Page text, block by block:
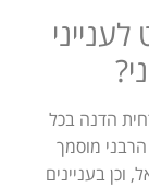
הדנה בכל
מוסמך
וכן בעניינים